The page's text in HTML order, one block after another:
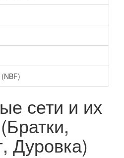
сети и их
Дуровка)